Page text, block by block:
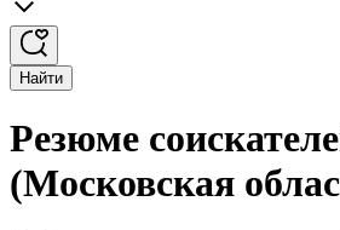
Найти
Резюме
(Московская